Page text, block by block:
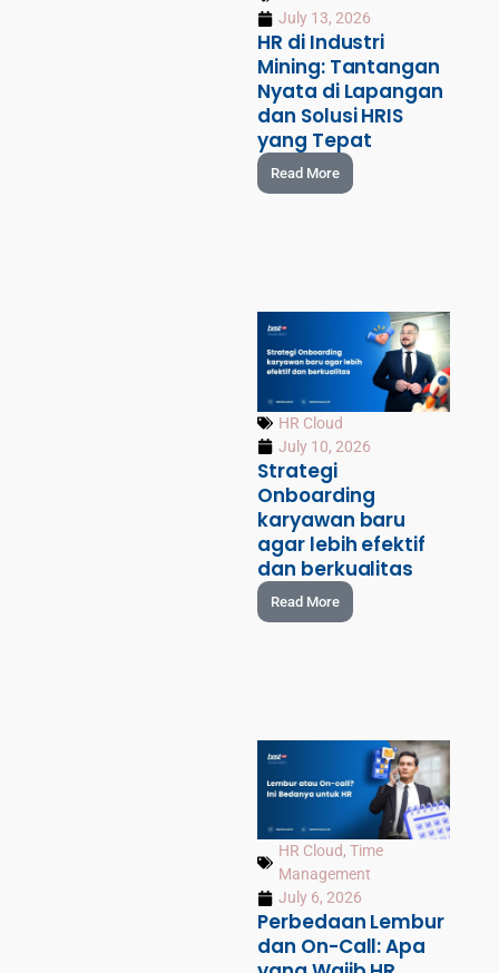
July 13, 2026
HR di Industri
Mining: Tantangan
Nyata di Lapangan
dan Solusi HRIS
yang Tepat
Read More
HR Cloud
July 10, 2026
Strategi
Onboarding
karyawan baru
agar lebih efektif
dan berkualitas
Read More
HR Cloud,Time
Management
July 6, 2026
Perbedaan Lembur
dan On-Call: Apa